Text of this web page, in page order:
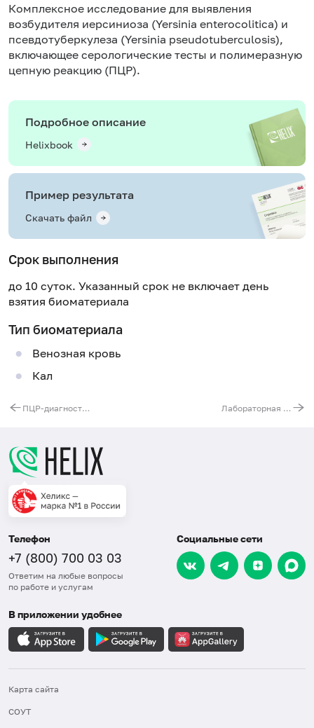
Комплексное исследование для выявления
возбудителя иерсиниоза (Yersinia enterocolitica) и
псевдотуберкулеза (Yersinia pseudotuberculosis),
включающее серологические тесты и полимеразную
цепную реакцию (ПЦР).
Подробное описание
Helixbook
Пример результата
Скачать файл
Срок выполнения
до 10 суток. Указанный срок не включает день
взятия биоматериала
Тип биоматериала
Венозная кровь
Кал
ПЦР-диагностика "клещевых" инфекций Лабораторная диагностика адреногенитального синдрома
Телефон
+7 (800) 700 03 03
Ответим на любые вопросы
по работе и услугам
Социальные сети
В приложении удобнее
Карта сайта
СОУТ